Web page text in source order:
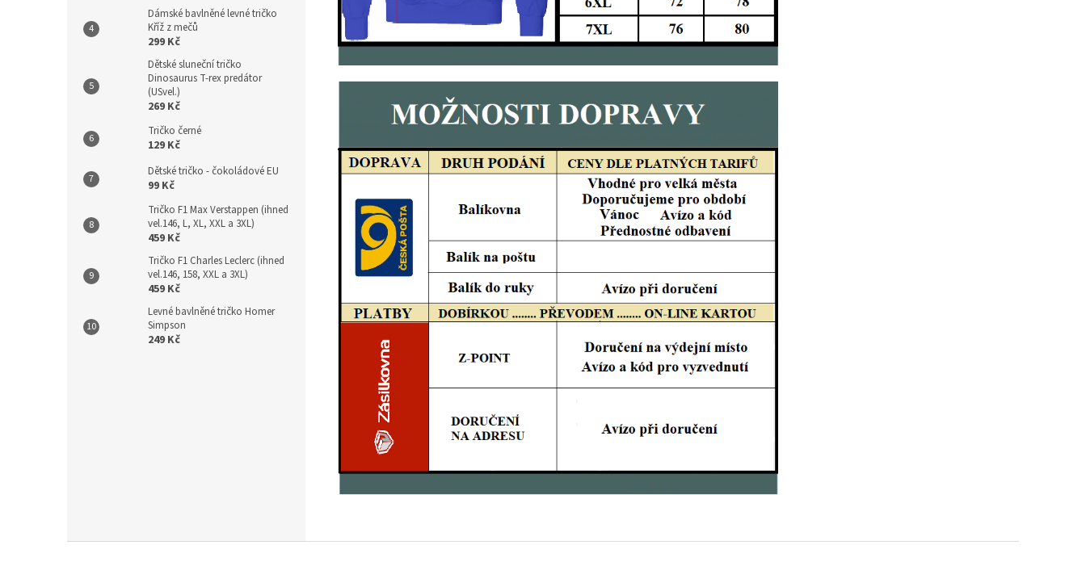
Dámské bavlněné levné tričko
Kříž z mečů
299 Kč
Dětské sluneční tričko
Dinosaurus T-rex predátor
(USvel.)
269 Kč
Tričko černé
129 Kč
Dětské tričko - čokoládové EU
99 Kč
Tričko F1 Max Verstappen (ihned
vel.146, L, XL, XXL a 3XL)
459 Kč
Tričko F1 Charles Leclerc (ihned
vel.146, 158, XXL a 3XL)
459 Kč
Levné bavlněné tričko Homer
Simpson
249 Kč